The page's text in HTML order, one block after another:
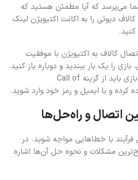
می‌پرسد که آیا مطمئن هستید که
دیوتی را به اکانت اکتیویژن لینک
کالاف به اکتیویژن با موفقیت
را یک بار ببندید و دوباره باز کنید.
از این پس برای ورود به بازی باید از گزینه Call of
اتصال و راه‌حل‌ها
با خطاهایی مواجه شوید. در
مشکلات و نحوه حل آن‌ها اشاره